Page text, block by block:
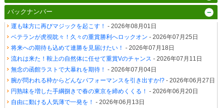
バックナンバー
運も味方に再びマジックを起こす！ - 2026年08月01日
ベテランが虎視眈々！久々の重賞勝利へロックオン - 2026年07月25日
将来への期待も込めて連勝を見届けたい！ - 2026年07月18日
流れは来た！鞍上の自然体に任せて重賞Vのチャンス - 2026年07月11日
無念の函館ラストで大暴れを期待！ - 2026年07月04日
腕が問われる枠からどんなパフォーマンスを引き出すか!?- 2026年06月27日
円熟味を増した手綱捌きで春の東京を締めくくる！ - 2026年06月20日
自由に動ける人気薄で一発を！ - 2026年06月13日